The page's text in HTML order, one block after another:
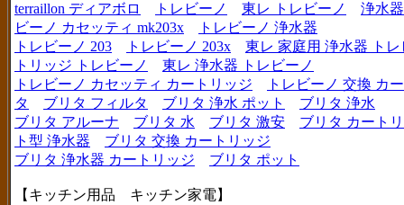
terraillon ディアボロ
トレビーノ 東レ トレビーノ
浄水
ビーノ カセッティ mk203x
トレビーノ 浄水器
トレビーノ 203
トレビーノ 203x
東レ 家庭用 浄水器 トレ
トリッジ トレビーノ
東レ 浄水器 トレビーノ
トレビーノ カセッティ カートリッジ
トレビーノ 交換 カ
タ
ブリタ フィルタ ブリタ 浄水 ポット
ブリタ 浄水
ブリタ アルーナ
ブリタ 水 ブリタ 激安
ブリタ カート
ト型 浄水器
ブリタ 交換 カートリッジ
ブリタ 浄水器 カートリッジ
ブリタ ポット
【キッチン用品 キッチン家電】